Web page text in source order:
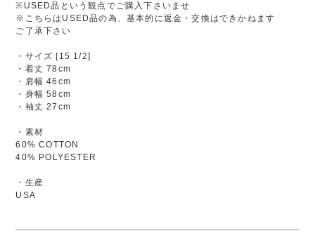
※USED品という観点でご購入下さいませ
※こちらはUSED品の為、基本的に返金・交換はできかねます
ご了承下さい
・サイズ [15 1/2]
・着丈 78cm
・肩幅 46cm
・身幅 58cm
・袖丈 27cm
・素材
60% COTTON
40% POLYESTER
・生産
USA